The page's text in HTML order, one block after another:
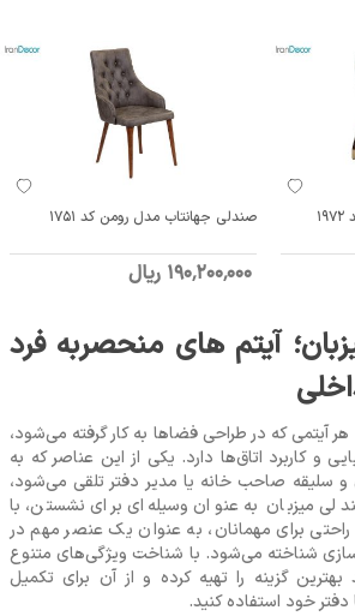
صندلی جهانتاب مدل رومن کد 1751
190٬200٬000 ریال
آیتم‌ های منحصربه‌ فرد
آیتمی که در طراحی فضاها به کار گرفته می‌شود،
و کاربرد اتاق‌ها دارد. یکی از این عناصر که به
سلیقه صاحب خانه یا مدیر دفتر تلقی می‌شود،
میزبان به عنوان وسیله‌ای برای نشستن، با
راحتی برای مهمانان، به عنوان یک عنصر مهم در
شناخته می‌شود. با شناخت ویژگی‌های متنوع
بهترین گزینه را تهیه کرده و از آن برای تکمیل
خود استفاده کنید.